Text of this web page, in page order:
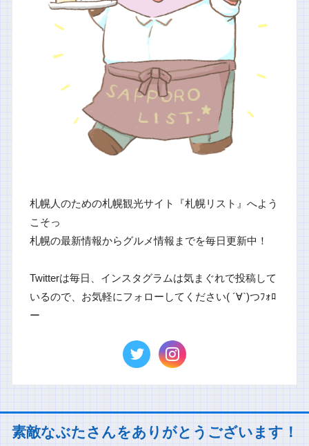
札幌人のための札幌観光サイト『札幌リスト』へよう
こそっ
札幌の最新情報からグルメ情報までを毎日更新中！
Twitterは毎日、インスタグラムは気まぐれで投稿して
いるので、お気軽にフォローしてください( ´∀`)つﾌｫﾛ
ー
素敵なぶたさんをありがとうございます！